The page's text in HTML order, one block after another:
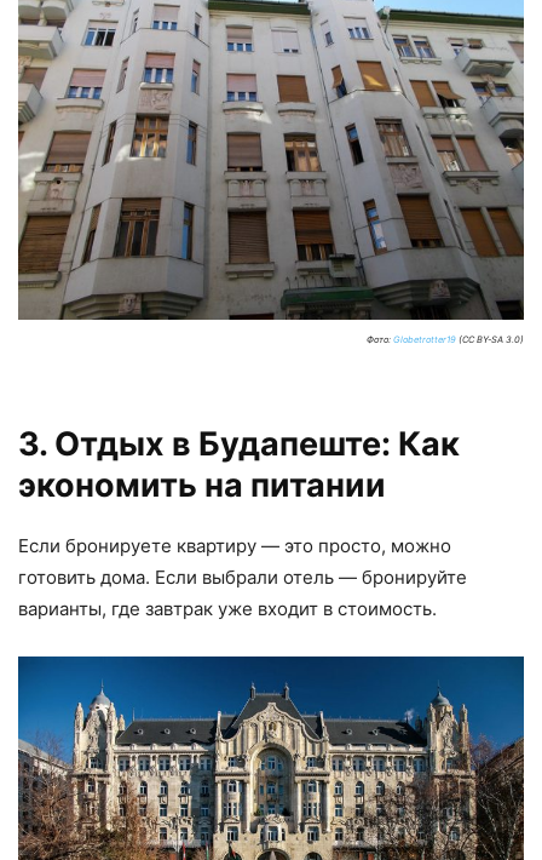
Фото: Globetrotter19 (CC BY-SA 3.0)
3. Отдых в Будапеште: Как
экономить на питании
Если бронируете квартиру — это просто, можно
готовить дома. Если выбрали отель — бронируйте
варианты, где завтрак уже входит в стоимость.